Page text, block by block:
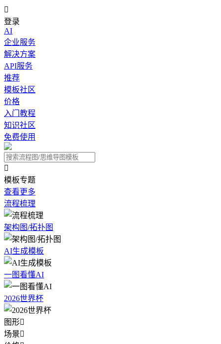

登录
AI
企业服务
解决方案
API服务
推荐
模板社区
价格
入门教程
知识社区
免费使用

模板专题
查看更多
流程梳理
架构图/拓扑图
AI生成模板
一图看懂AI
2026世界杯
图形
场景